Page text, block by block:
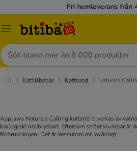
Fri hemleverans från
Meny
Sök
Kattillbehör Kattsand Nature's
Applaws Nature's Calling kattströ tllverkas av
biologiskt nedbrytbart. Eftersom ströet klumpar är
förbrukningen. Det är dessutom miljövänligt.